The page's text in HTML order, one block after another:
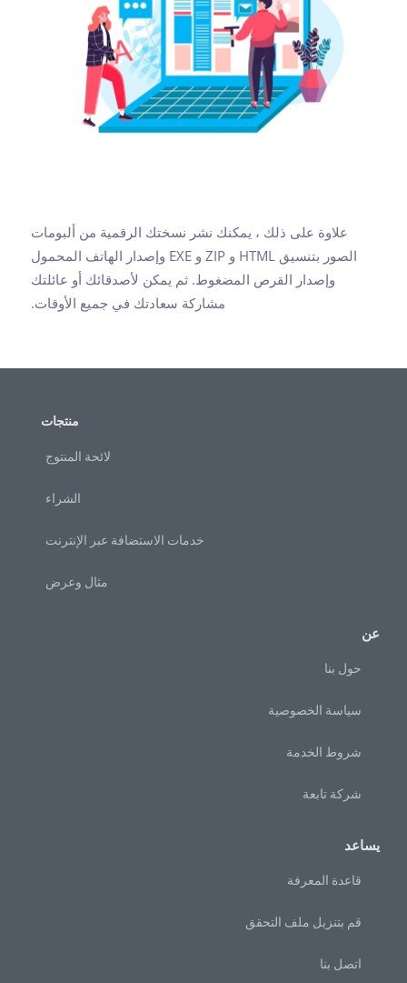
علاوة على ذلك ، يمكنك نشر نسختك الرقمية من ألبومات
الصور بتنسيق HTML و ZIP و EXE وإصدار الهاتف المحمول
وإصدار القرص المضغوط. ثم يمكن لأصدقائك أو عائلتك
مشاركة سعادتك في جميع الأوقات.
منتجات
لائحة المنتوج
الشراء
خدمات الاستضافة عبر الإنترنت
مثال وعرض
عن
حول بنا
سياسة الخصوصية
شروط الخدمة
شركة تابعة
يساعد
قاعدة المعرفة
قم بتنزيل ملف التحقق
اتصل بنا